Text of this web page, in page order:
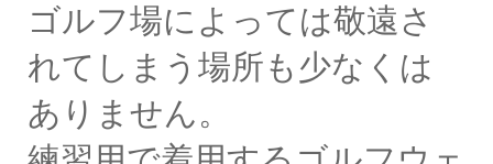
ゴルフ場によっては敬遠さ
れてしまう場所も少なくは
ありません。